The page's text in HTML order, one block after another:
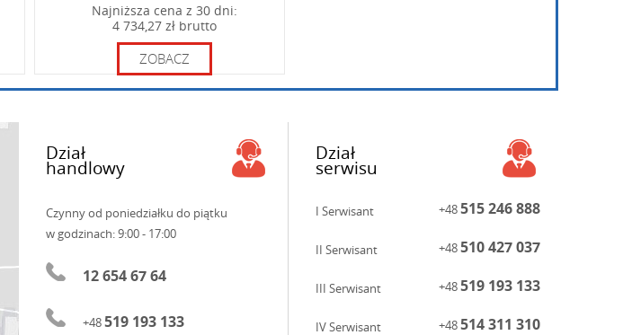
Najniższa cena z 30 dni:
4 734,27 zł brutto
ZOBACZ
Dział
handlowy
Czynny od poniedziałku do piątku
w godzinach: 9:00 - 17:00
12 654 67 64
+48519 193 133
Dział
serwisu
I Serwisant +48515 246 888
II Serwisant +48510 427 037
III Serwisant +48519 193 133
IV Serwisant +48514 311 310